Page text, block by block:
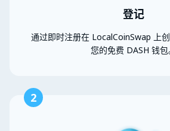
登记
通过即时注册在 LocalCoinSwap 上
您的免费 DASH 钱包
2